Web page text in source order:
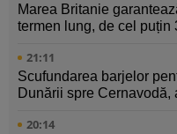
Marea Britanie
termen lung, de cel puțin
21:11
Scufundarea barjelor
Dunării spre Cernavodă,
20:14